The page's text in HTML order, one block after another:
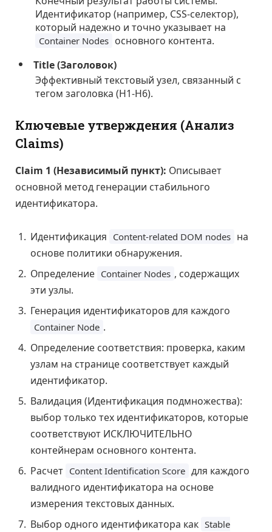
Идентификатор (например, CSS-селектор),
который надежно и точно указывает на
Container Nodes основного контента.
Title (Заголовок)
Эффективный текстовый узел, связанный с
тегом заголовка (H1-H6).
Ключевые утверждения (Анализ
Claims)
Claim 1 (Независимый пункт): Описывает
основной метод генерации стабильного
идентификатора.
Идентификация Content-related DOM nodes на
основе политики обнаружения.
Определение Container Nodes , содержащих
эти узлы.
Генерация идентификаторов для каждого
Container Node .
Определение соответствия: проверка, каким
узлам на странице соответствует каждый
идентификатор.
Валидация (Идентификация подмножества):
выбор только тех идентификаторов, которые
соответствуют ИСКЛЮЧИТЕЛЬНО
контейнерам основного контента.
Расчет Content Identification Score для каждого
валидного идентификатора на основе
измерения текстовых данных.
Выбор одного идентификатора как Stable